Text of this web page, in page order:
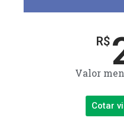
R$
Valor
Cotar